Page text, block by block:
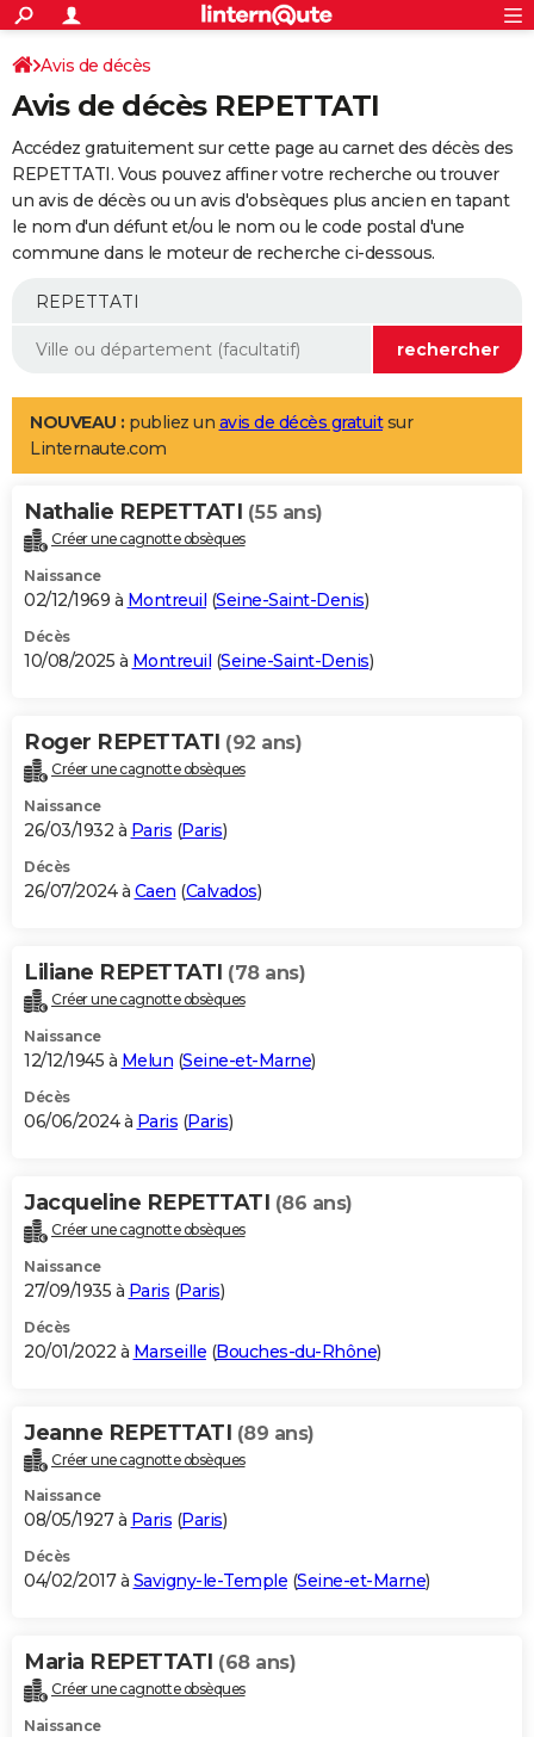
ACTUALITÉS
Politique
Société
Faits Divers
Education
Monde
Villes
+
SPORT
Coupe du monde 2026
Football
Tennis
Cyclisme
Rugby
Forum
Programme TV
TNT
Streaming
Cinéma
Sorties cinéma
Musique
+
FINANCE
Impôts
Immobilier
Risques naturels par ville
Banque
Assurance
Crédit
AUTO
Essais
Réserver un essai
Citadines
Berlines
SUV
Forum auto
+
Mobiles
Meilleur smartphone
Internet
Ordinateurs
Jeux vidéo
Guide high-tech
Aménagement intérieur
LIFESTYLE
Art de vivre
Bien-être
Loisirs
Mode
Modes de vie
Alimentation
Guide de la santé
Maladies
Médicaments
Sommeil
VOYAGE
Destinations
City break
Voyage nature
Voyage de noces
Forum
Climat
+PHOTO
GUIDES D'ACHAT
BONS PLANS
Carte de Noël
Carte Bonne année
Carte Saint-Valentin
Carte Pâques
Carte d'anniversaire
DICTIONNAIRE
Dictionnaire
Biographies
Citations
Expressions
Proverbes
PROGRAMME TV
S'inscrire
Se connecter
Lycées
Collèges
Primaires
Universités
Entreprises
Service militaire
Avis de recherche
AVIS DE DÉCÈS
Bricolage
Lifestyle
Culture
Sport
Auto
Television
Voyage
Cinema
Avis de décès
Avis de décès REPETTATI
Accédez gratuitement sur cette page au carnet des décès des
REPETTATI. Vous pouvez affiner votre recherche ou trouver
un avis de décès ou un avis d'obsèques plus ancien en tapant
le nom d'un défunt et/ou le nom ou le code postal d'une
commune dans le moteur de recherche ci-dessous.
NOUVEAU : publiez un avis de décès gratuitsur
Linternaute.com
Nathalie REPETTATI (55 ans)
Créer une cagnotte obsèques
Naissance
02/12/1969 à Montreuil (Seine-Saint-Denis)
Décès
10/08/2025 à Montreuil (Seine-Saint-Denis)
Roger REPETTATI (92 ans)
Créer une cagnotte obsèques
Naissance
26/03/1932 à Paris (Paris)
Décès
26/07/2024 à Caen (Calvados)
Liliane REPETTATI (78 ans)
Créer une cagnotte obsèques
Naissance
12/12/1945 à Melun (Seine-et-Marne)
Décès
06/06/2024 à Paris (Paris)
Jacqueline REPETTATI (86 ans)
Créer une cagnotte obsèques
Naissance
27/09/1935 à Paris (Paris)
Décès
20/01/2022 à Marseille (Bouches-du-Rhône)
Jeanne REPETTATI (89 ans)
Créer une cagnotte obsèques
Naissance
08/05/1927 à Paris (Paris)
Décès
04/02/2017 à Savigny-le-Temple (Seine-et-Marne)
Maria REPETTATI (68 ans)
Créer une cagnotte obsèques
Naissance